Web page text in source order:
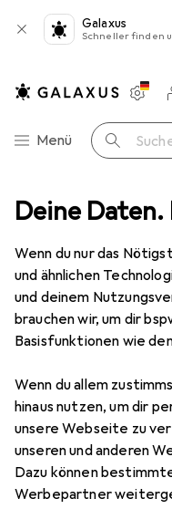
Deine Daten.
Wenn du nur das
und ähnlichen
und deinem
brauchen wir, um dir
Basisfunktionen wie
Wenn du allem
hinaus nutzen, um dir
unsere Webseite zu
unseren und anderen
Dazu können
Werbepartner
Galaxus
Schneller finden
Navigation nach
Menü Suche
Wanderschuhe
EUR
314,95
7
Zubehör für
Lady Pro GTX
Hier findest du
Litepeak Lady Pro GTX